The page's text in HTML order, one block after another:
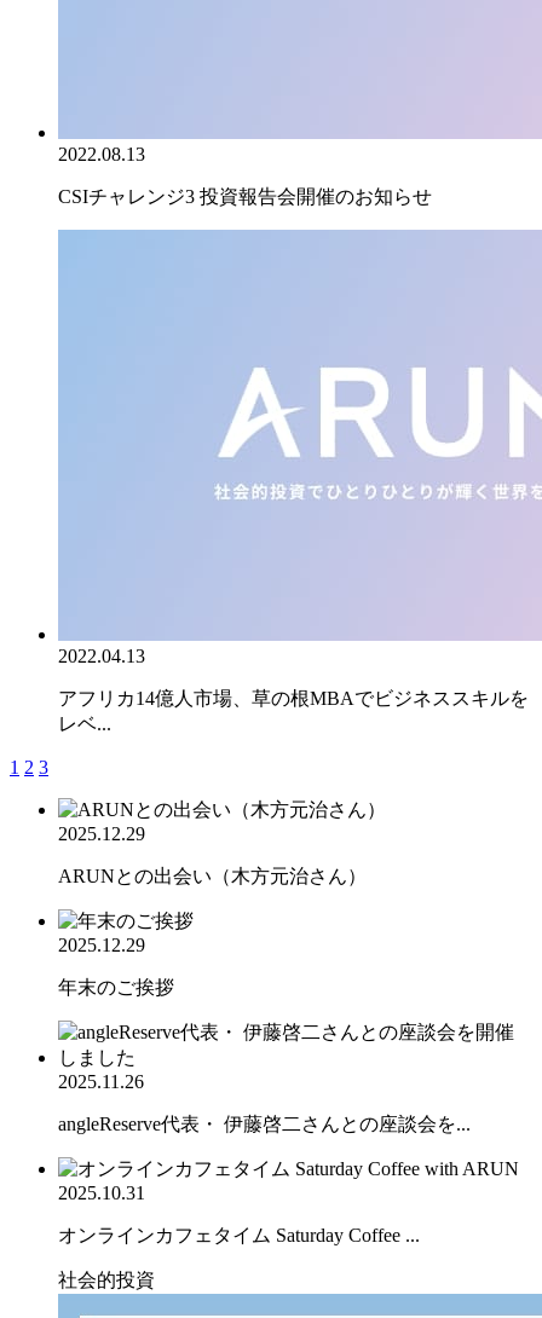
2022.08.13
CSIチャレンジ3 投資報告会開催のお知らせ
2022.04.13
アフリカ14億人市場、草の根MBAでビジネススキルを
レベ...
1 2 3
2025.12.29
ARUNとの出会い（木方元治さん）
2025.12.29
年末のご挨拶
2025.11.26
angleReserve代表・ 伊藤啓二さんとの座談会を...
2025.10.31
オンラインカフェタイム Saturday Coffee ...
社会的投資